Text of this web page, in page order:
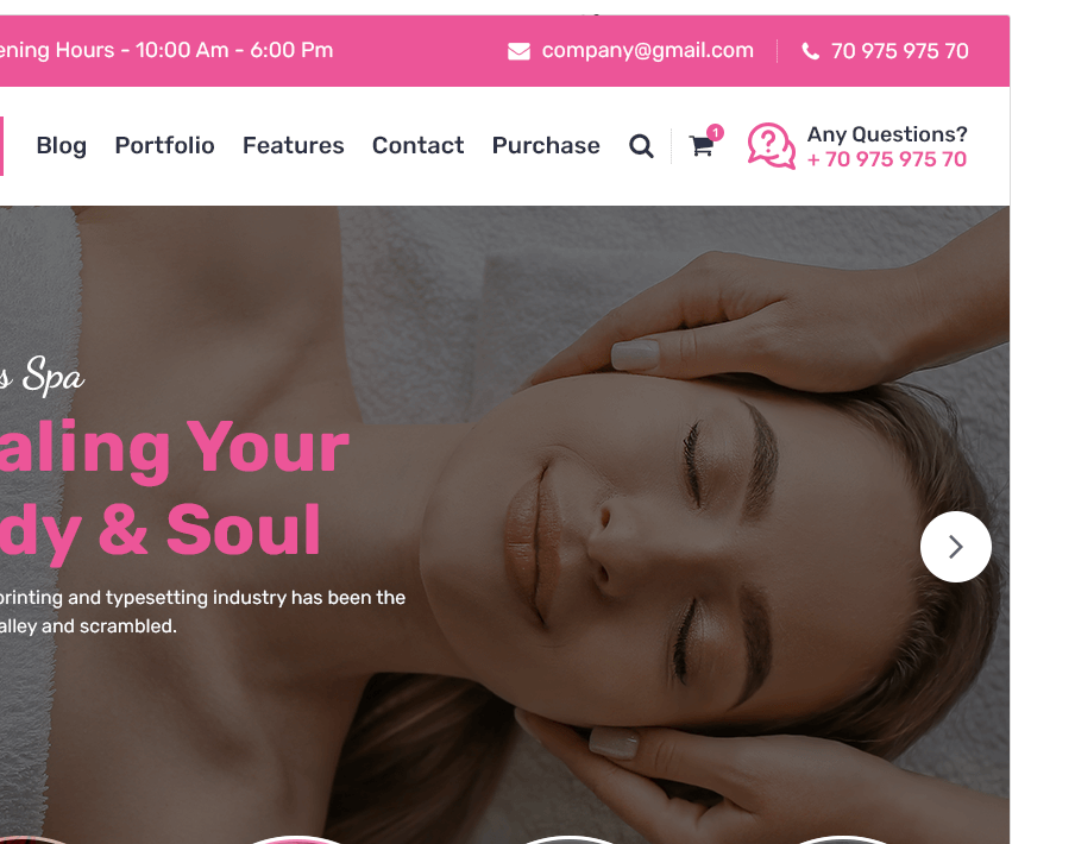
This theme is free but offers additional paid
पूर्व संवीक्षा डाउनलोड
यहHantusका चाइल्ड विषय(थीम) है।
अंतिम अपडेट किया
सक्रिय स्थापना
WordPress version
4.7
7.4